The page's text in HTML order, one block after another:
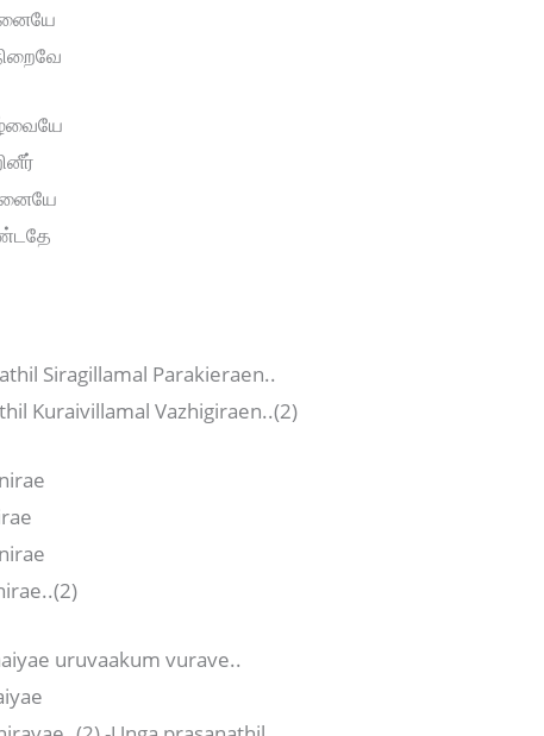
Siragillamal Parakieraen..
Kuraivillamal Vazhigiraen..(2)
uruvaakum vurave..